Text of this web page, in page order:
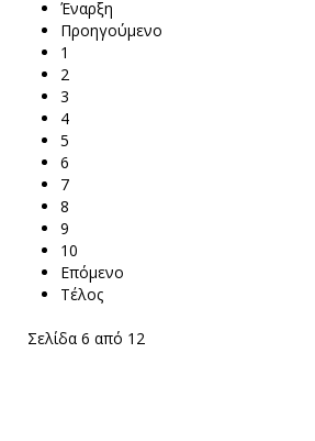
Έναρξη
Προηγούμενο
1
2
3
4
5
6
7
8
9
10
Επόμενο
Τέλος
Σελίδα 6 από 12